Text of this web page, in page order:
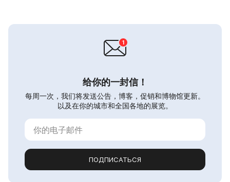
给你的一封信！
每周一次，我们将发送公告，博客，促销和博物馆更新。
以及在你的城市和全国各地的展览。
ПОДПИСАТЬСЯ